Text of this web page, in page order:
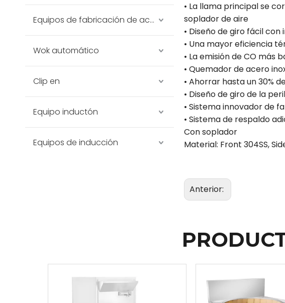
Equipos de fabricación de acero inoxidable
Wok automático
Clip en
Equipo inductón
Equipos de inducción
• La llama principal se
soplador de aire
• Diseño de giro fácil
• Una mayor eficiencia
• La emisión de CO
• Quemador de acero
• Ahorrar hasta un 30%
• Diseño de giro de la
• Sistema innovador de
• Sistema de respaldo
Con soplador
Material: Front 304SS,
Anterior: